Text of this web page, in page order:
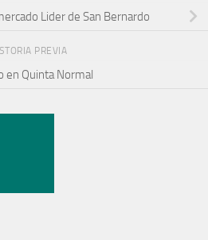
Lider de San Bernardo
PREVIA
en Quinta Normal